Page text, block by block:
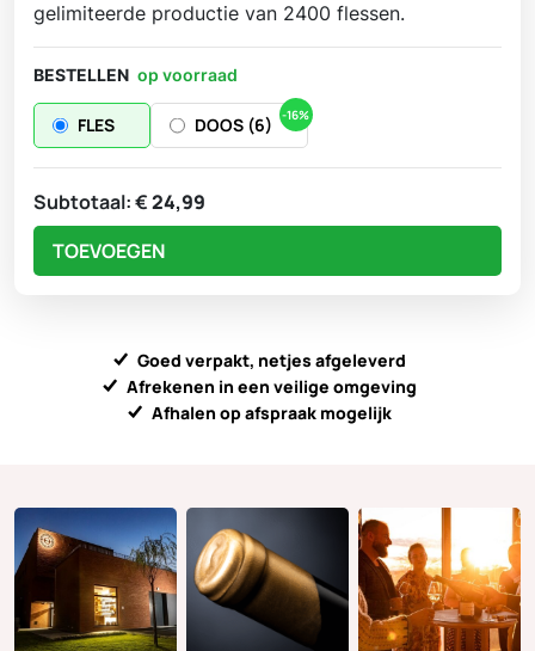
gelimiteerde productie van 2400 flessen.
BESTELLEN op voorraad
FLES DOOS (6) -16%
TOEVOEGEN
Subtotaal:€24,99
Goed verpakt, netjes afgeleverd
Afrekenen in een veilige omgeving
Afhalen op afspraak mogelijk